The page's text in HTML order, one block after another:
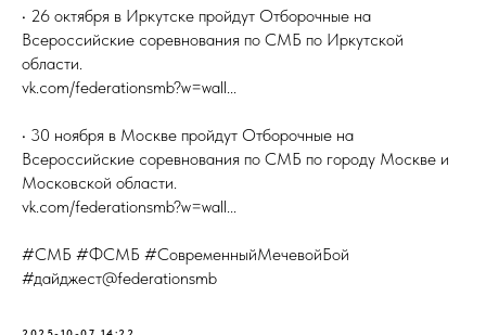
• 26 октября в Иркутске пройдут Отборочные на
Всероссийские соревнования по СМБ по Иркутской
области.
vk.com/federationsmb?w=wall...
• 30 ноября в Москве пройдут Отборочные на
Всероссийские соревнования по СМБ по городу Москве и
Московской области.
vk.com/federationsmb?w=wall...
#СМБ #ФСМБ #СовременныйМечевойБой
#дайджест@federationsmb